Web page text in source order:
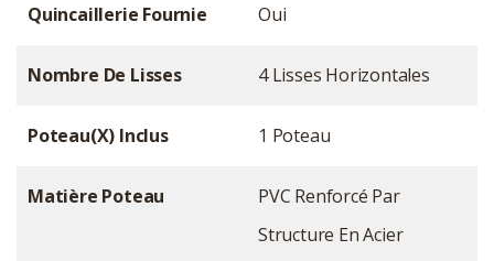
Quincaillerie Fournie Oui
Nombre De Lisses 4 Lisses Horizontales
Poteau(x) Inclus 1 Poteau
Matière Poteau
PVC Renforcé Par
Structure En Acier